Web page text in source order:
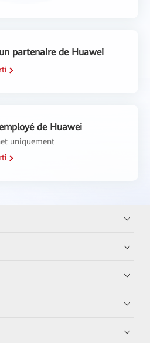
partenaire de Huawei
de Huawei
uniquement